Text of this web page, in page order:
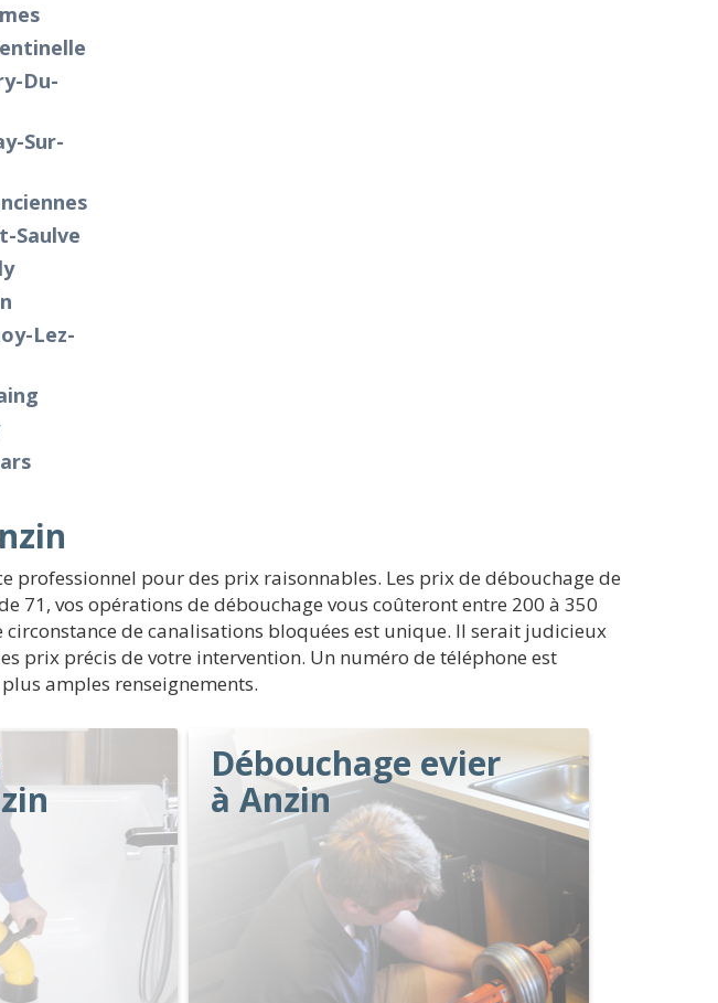
Du-
Sur-
Saulve
Lez-
professionnel pour des prix raisonnables. Les prix de débouchage de
71, vos opérations de débouchage vous coûteront entre 200 à 350
de canalisations bloquées est unique. Il serait judicieux
prix précis de votre intervention. Un numéro de téléphone est
amples renseignements.
Débouchage evier
à Anzin